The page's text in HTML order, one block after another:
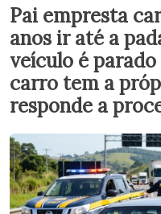
Pai empresta
anos ir até a
veículo é
carro tem a
responde a